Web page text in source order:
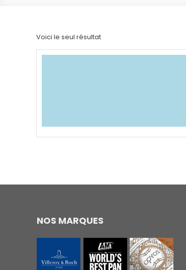
Voici le seul résultat
NOS MARQUES